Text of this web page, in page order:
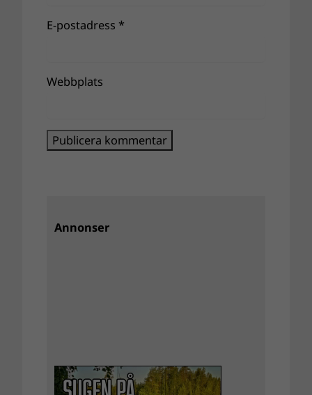
E-postadress *
Webbplats
Annonser